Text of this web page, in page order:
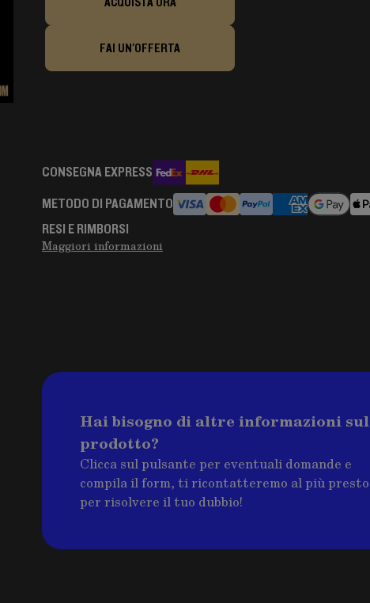
FAI UN'OFFERTA
CONSEGNA EXPRESS
METODO DI PAGAMENTO
RESI E RIMBORSI
Maggiori informazioni
Hai bisogno di altre informazioni sul
prodotto?
Clicca sul pulsante per eventuali domande e
compila il form, ti ricontatteremo al più presto
per risolvere il tuo dubbio!